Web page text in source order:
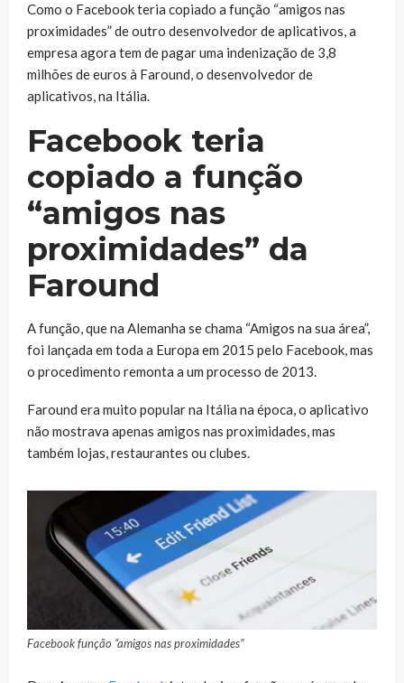
Como o Facebook teria copiado a função “amigos nas
proximidades” de outro desenvolvedor de aplicativos, a
empresa agora tem de pagar uma indenização de 3,8
milhões de euros à Faround, o desenvolvedor de
aplicativos, na Itália.
Facebook teria
copiado a função
“amigos nas
proximidades” da
Faround
A função, que na Alemanha se chama “Amigos na sua área”,
foi lançada em toda a Europa em 2015 pelo Facebook, mas
o procedimento remonta a um processo de 2013.
Faround era muito popular na Itália na época, o aplicativo
não mostrava apenas amigos nas proximidades, mas
também lojas, restaurantes ou clubes.
Facebook função “amigos nas proximidades”